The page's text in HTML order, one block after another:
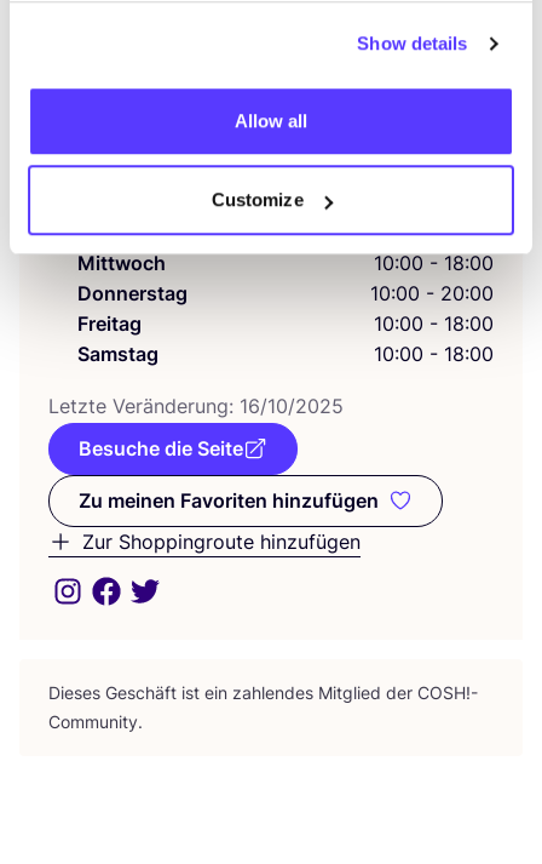
Show details
Allow all
Customize
– €50, €50
Dienstag
10:00 - 18:00
Mittwoch
10:00 - 18:00
Donnerstag
10:00 - 20:00
Freitag
10:00 - 18:00
Samstag
10:00 - 18:00
Letz­te Ver­än­de­rung: 16/10/2025
Besuche die Seite
Zu meinen Favoriten hinzufügen
Zu meinen Favoriten
Zur Shoppingroute hinzufügen
Die­ses Geschäft ist ein zah­len­des Mit­glied der COSH!-
Community.